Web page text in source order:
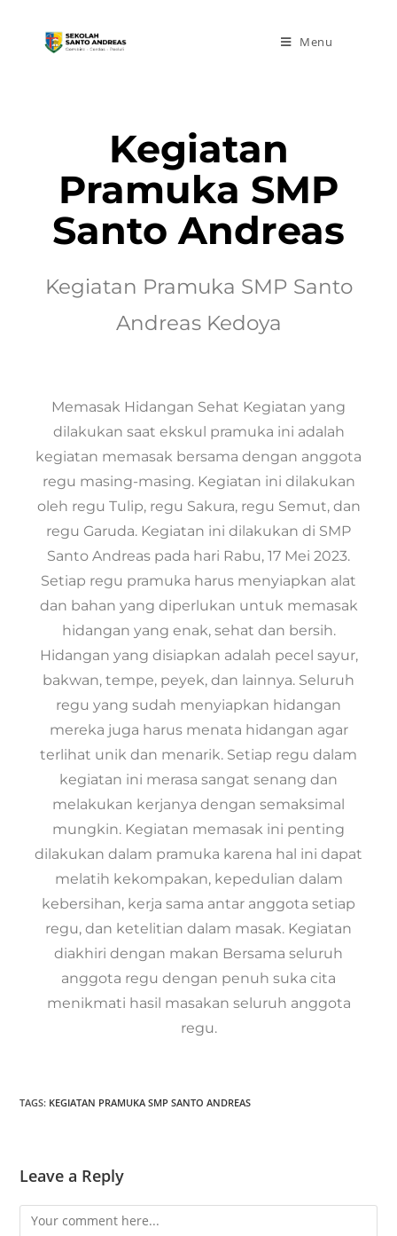
Menu
Kegiatan
Pramuka SMP
Santo Andreas
Kegiatan Pramuka SMP Santo
Andreas Kedoya
Memasak Hidangan Sehat Kegiatan yang
dilakukan saat ekskul pramuka ini adalah
kegiatan memasak bersama dengan anggota
regu masing-masing. Kegiatan ini dilakukan
oleh regu Tulip, regu Sakura, regu Semut, dan
regu Garuda. Kegiatan ini dilakukan di SMP
Santo Andreas pada hari Rabu, 17 Mei 2023.
Setiap regu pramuka harus menyiapkan alat
dan bahan yang diperlukan untuk memasak
hidangan yang enak, sehat dan bersih.
Hidangan yang disiapkan adalah pecel sayur,
bakwan, tempe, peyek, dan lainnya. Seluruh
regu yang sudah menyiapkan hidangan
mereka juga harus menata hidangan agar
terlihat unik dan menarik. Setiap regu dalam
kegiatan ini merasa sangat senang dan
melakukan kerjanya dengan semaksimal
mungkin. Kegiatan memasak ini penting
dilakukan dalam pramuka karena hal ini dapat
melatih kekompakan, kepedulian dalam
kebersihan, kerja sama antar anggota setiap
regu, dan ketelitian dalam masak. Kegiatan
diakhiri dengan makan Bersama seluruh
anggota regu dengan penuh suka cita
menikmati hasil masakan seluruh anggota
regu.
TAGS: KEGIATAN PRAMUKA SMP SANTO ANDREAS
Leave a Reply